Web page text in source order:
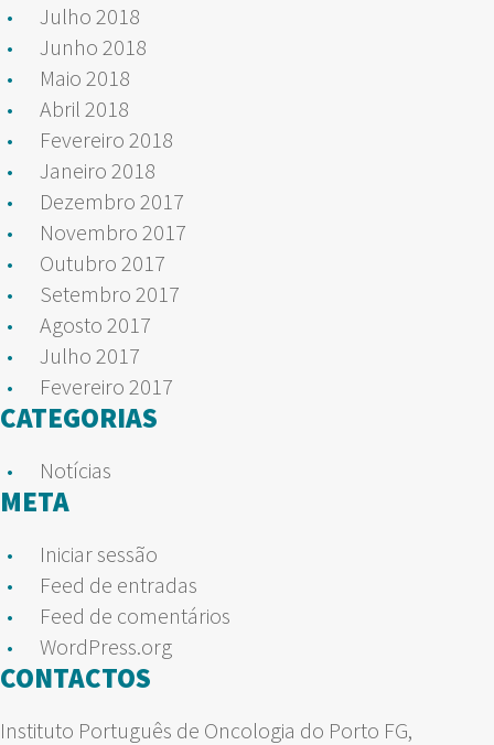
Julho 2018
Junho 2018
Maio 2018
Abril 2018
Fevereiro 2018
Janeiro 2018
Dezembro 2017
Novembro 2017
Outubro 2017
Setembro 2017
Agosto 2017
Julho 2017
Fevereiro 2017
CATEGORIAS
Notícias
META
Iniciar sessão
Feed de entradas
Feed de comentários
WordPress.org
CONTACTOS
Instituto Português de Oncologia do Porto FG,